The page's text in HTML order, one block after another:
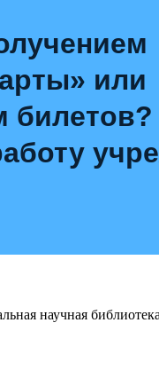
или
билетов?
научная